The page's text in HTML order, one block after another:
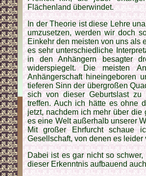
Flächenland überwindet.
In der Theorie ist diese Lehre
umzusetzen, werden wir doch
Einkehr den meisten von uns als
es sehr unterschiedliche
in den Anhängern besagter
widerspiegelt. Die meisten
Anhängerschaft hineingeboren
tieferen Sinn der übergroßen
sich von dieser Geburtslast
treffen. Auch ich hätte es ohne
jetzt, nachdem ich mehr über
es eine Welt außerhalb unserer
Mit großer Ehrfurcht schaue
Gesellschaft, von denen es
Dabei ist es gar nicht so
dieser Erkenntnis aufbauend